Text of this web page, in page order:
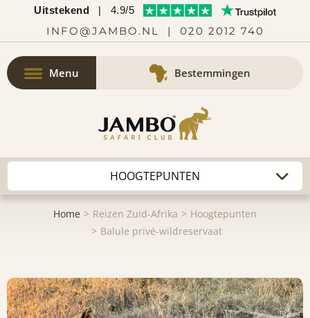
Uitstekend | 4.9/5
INFO@JAMBO.NL | 020 2012 740
Menu Bestemmingen
Home Reizen Zuid-Afrika
Hoogtepunten
Balule privé-wildreservaat